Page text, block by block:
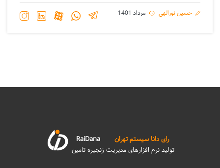
حسین نورالهی مرداد 1401
رای دانا سیستم تهران
RaiDana
تولید نرم افزارهای مدیریت زنجیره تامین